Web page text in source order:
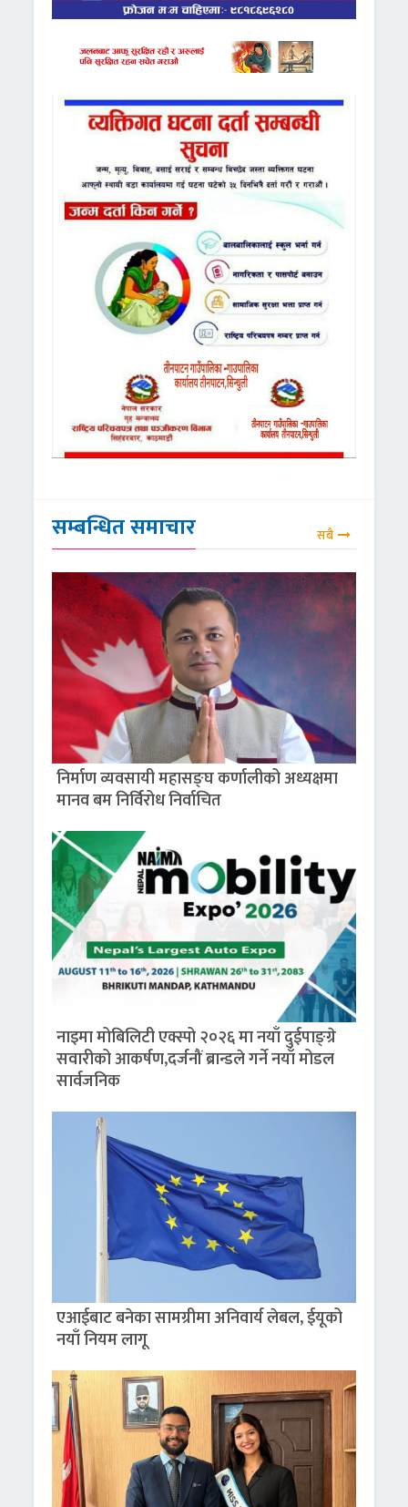
सम्बन्धित समाचार सबै
निर्माण व्यवसायी महासङ्घ कर्णालीको अध्यक्षमा
मानव बम निर्विरोध निर्वाचित
नाइमा मोबिलिटी एक्स्पो २०२६ मा नयाँ दुईपाङ्ग्रे
सवारीको आकर्षण,दर्जनौं ब्रान्डले गर्ने नयाँ मोडल
सार्वजनिक
एआईबाट बनेका सामग्रीमा अनिवार्य लेबल, ईयूको
नयाँ नियम लागू